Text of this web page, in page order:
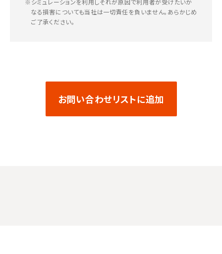
なる損害についても当社は一切責任を負いません。あらかじめ
ご了承ください。
お問い合わせリストに追加